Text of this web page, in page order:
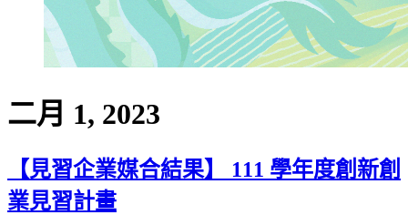
二月 1, 2023
【見習企業媒合結果】 111 學年度創新創
業見習計畫